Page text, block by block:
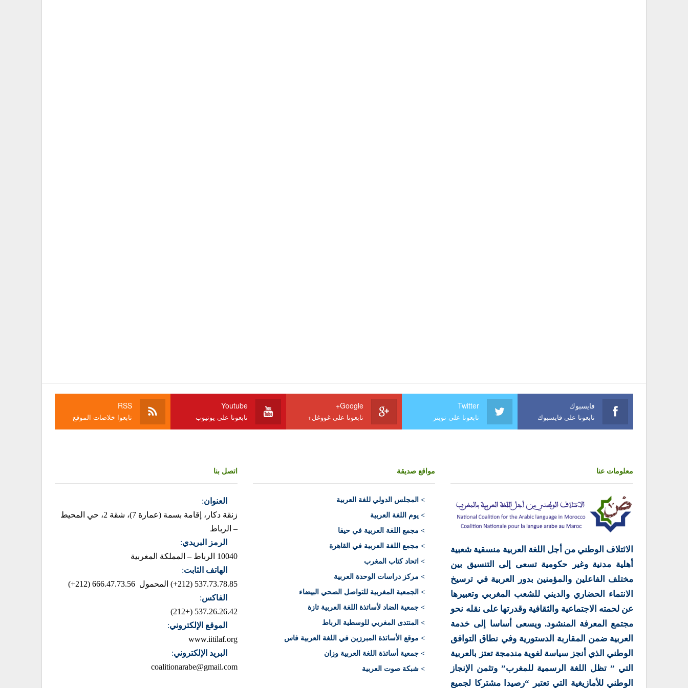
فايسبوك
تابعونا على فايسبوك
Twitter
تابعونا على تويتر
Google+
تابعونا على غووغل+
Youtube
تابعونا على يوتيوب
RSS
تابعوا خلاصات الموقع
معلومات عنا
الائتلاف الوطني من أجل اللغة العربية منسقية شعبية
أهلية مدنية وغير حكومية تسعى إلى التنسيق بين
مختلف الفاعلين والمؤمنين بدور العربية في ترسيخ
الانتماء الحضاري والديني للشعب المغربي وتعبيرها
عن لحمته الاجتماعية والثقافية وقدرتها على نقله نحو
مجتمع المعرفة المنشود. ويسعى أساسا إلى خدمة
العربية ضمن المقاربة الدستورية وفي نطاق التوافق
الوطني الذي أنجز سياسة لغوية مندمجة تعتز بالعربية
التي ” تظل اللغة الرسمية للمغرب” وتثمن الإنجاز
الوطني للأمازيغية التي تعتبر “رصيدا مشتركا لجميع
مواقع صديقة
> المجلس الدولي للغة العربية
> يوم اللغة العربية
> مجمع اللغة العربية في حيفا
> مجمع اللغة العربية في القاهرة
> اتحاد كتاب المغرب
> مركز دراسات الوحدة العربية
> الجمعية المغربية للتواصل الصحي البيضاء
> جمعية الضاد لأساتذة اللغة العربية تازة
> المنتدى المغربي للوسطية الرباط
> موقع الأساتذة المبرزين في اللغة العربية فاس
> جمعية أساتذة اللغة العربية وزان
> شبكة صوت العربية
اتصل بنا
العنوان:
زنقة دكار، إقامة بسمة (عمارة 7)، شقة 2، حي المحيط
– الرباط
الرمز البريدي:
10040 الرباط – المملكة المغربية
الهاتف الثابت:
537.73.78.85 (212+)
المحمول 666.47.73.56 (212+)
الفاكس:
537.26.26.42 (+212)
الموقع الإلكتروني:
www.iitilaf.org
البريد الإلكتروني:
coalitionarabe@gmail.com